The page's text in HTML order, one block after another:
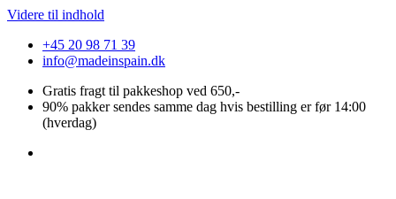
Videre til indhold
+45 20 98 71 39
info@madeinspain.dk
Gratis fragt til pakkeshop ved 650,-
90% pakker sendes samme dag hvis bestilling er før 14:00
(hverdag)